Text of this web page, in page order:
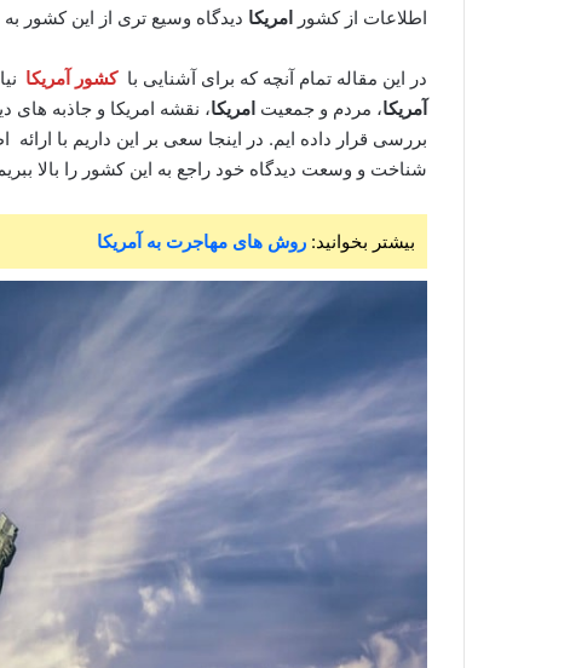
اطلاعات از کشور امریکا دیدگاه وسیع تری از این کشور
در این مقاله تمام آنچه که برای آشنایی با کشور آمریکا
آمریکا، مردم و جمعیت امریکا، نقشه امریکا و جاذبه
بررسی قرار داده ایم. در اینجا سعی بر این داریم با
شناخت و وسعت دیدگاه خود راجع به این کشور را بالا
بیشتر بخوانید: روش های مهاجرت به آمریکا